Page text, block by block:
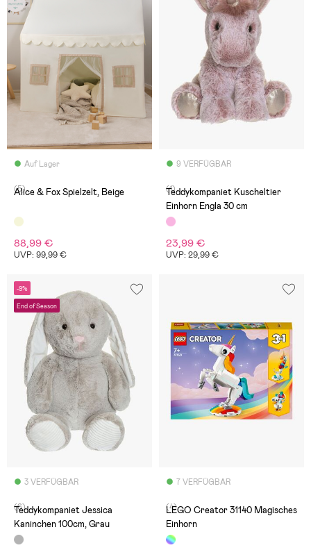
Auf Lager
(5)
Alice & Fox Spielzelt, Beige
88,99 €
UVP: 99,99 €
9 VERFÜGBAR
(1)
Teddykompaniet Kuscheltier
Einhorn Engla 30 cm
23,99 €
UVP: 29,99 €
-9%
End of Season
3 VERFÜGBAR
(6)
Teddykompaniet Jessica
Kaninchen 100cm, Grau
7 VERFÜGBAR
(4)
LEGO Creator 31140 Magisches
Einhorn